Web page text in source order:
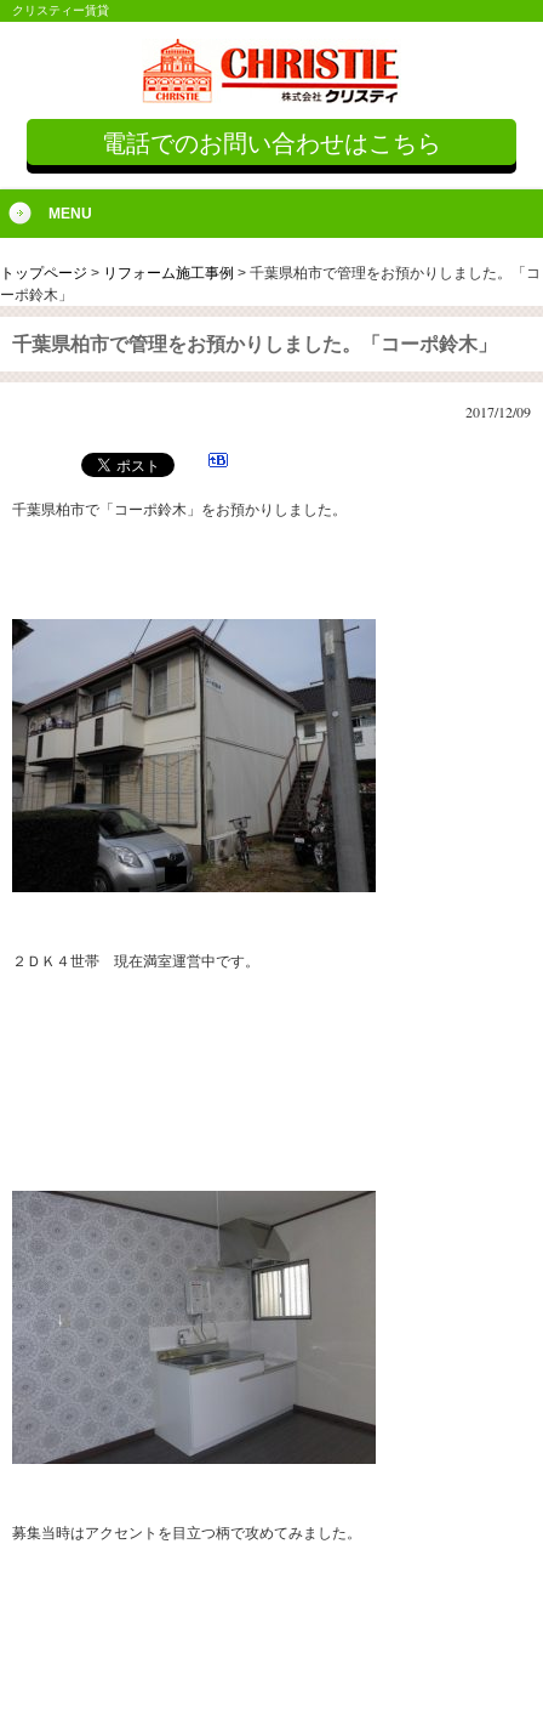
クリスティー賃貸
電話でのお問い合わせはこちら
MENU
トップページ > リフォーム施工事例 > 千葉県柏市で管理をお預かりしました。「コ
ーポ鈴木」
千葉県柏市で管理をお預かりしました。「コーポ鈴木」
2017/12/09
千葉県柏市で「コーポ鈴木」をお預かりしました。
２ＤＫ４世帯 現在満室運営中です。
募集当時はアクセントを目立つ柄で攻めてみました。